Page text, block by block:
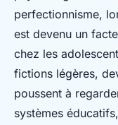
perfectionnisme,
est devenu un
chez les
fictions légères,
poussent à
systèmes